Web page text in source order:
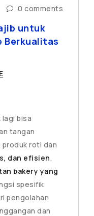
0 comments
untuk
Berkualitas
bisa
tangan
produk roti dan
dan efisien,
bakery yang
spesifik
pengolahan
dan